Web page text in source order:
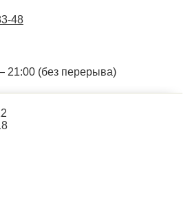
48
21:00 (без перерыва)